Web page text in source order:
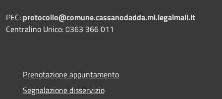
PEC: protocollo@comune.cassanodadda.mi.legalmail.it
Centralino Unico: 0363 366 011
Prenotazione appuntamento
Segnalazione disservizio